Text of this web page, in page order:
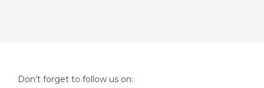
Don’t forget to follow us on: